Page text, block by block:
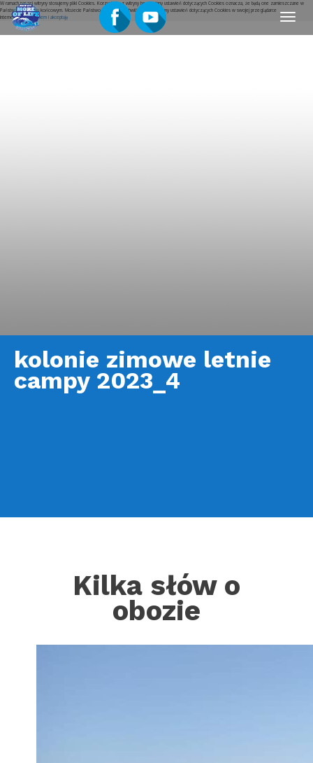
W ramach naszej witryny stosujemy pliki Cookies. Korzystanie z witryny bez zmiany ustawień dotyczących Cookies oznacza, że będą one zamieszczane w
Państwa urządzeniu końcowym. Możecie Państwo w dowolnej chwili dokonać zmiany ustawień dotyczących Cookies w swojej przeglądarce
internetowej.Rozumiem i akceptuję
Menu
kolonie zimowe letnie
campy 2023_4
Kilka słów o
obozie